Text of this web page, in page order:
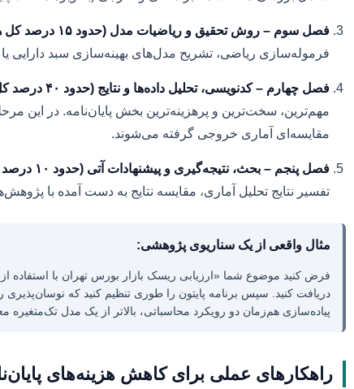
فصل سوم – روش تحقیق و ریاضیات مدل (حدود ۱۵ درصد کل هزینه):
فرموله‌سازی ریاضی، تشریح مدل‌های بهینه‌سازی سبد
فصل چهارم – کدنویسی، تحلیل داده‌ها و نتایج (حدود ۴۰ درصد کل هزینه):
مهم‌ترین، سخت‌ترین و پرهزینه‌ترین بخش پایان‌نامه. در این
مقایسه‌ای آماری خروجی گرفته می‌شوند.
فصل پنجم – بحث، نتیجه‌گیری و پیشنهادات آتی (حدود ۱۰ درصد کل هزینه):
تفسیر نتایج تحلیل آماری، مقایسه نتایج به دست آمده با
مثال واقعی از یک سناریوی پژوهشی:
پیاده‌سازی هم‌زمان دو رویکرد محاسباتی، بالاتر از یک مدل تک‌متغیره
راهکارهای عملی برای کاهش هزینه‌های